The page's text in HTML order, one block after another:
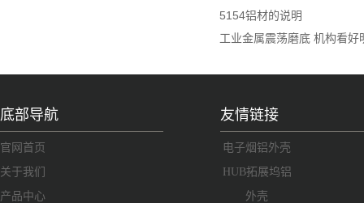
5154铝材的说明
工业金属震荡磨底 机构看
底部导航
官网首页
关于我们
产品中心
友情链接
电子烟铝外壳
HUB拓展坞铝
外壳